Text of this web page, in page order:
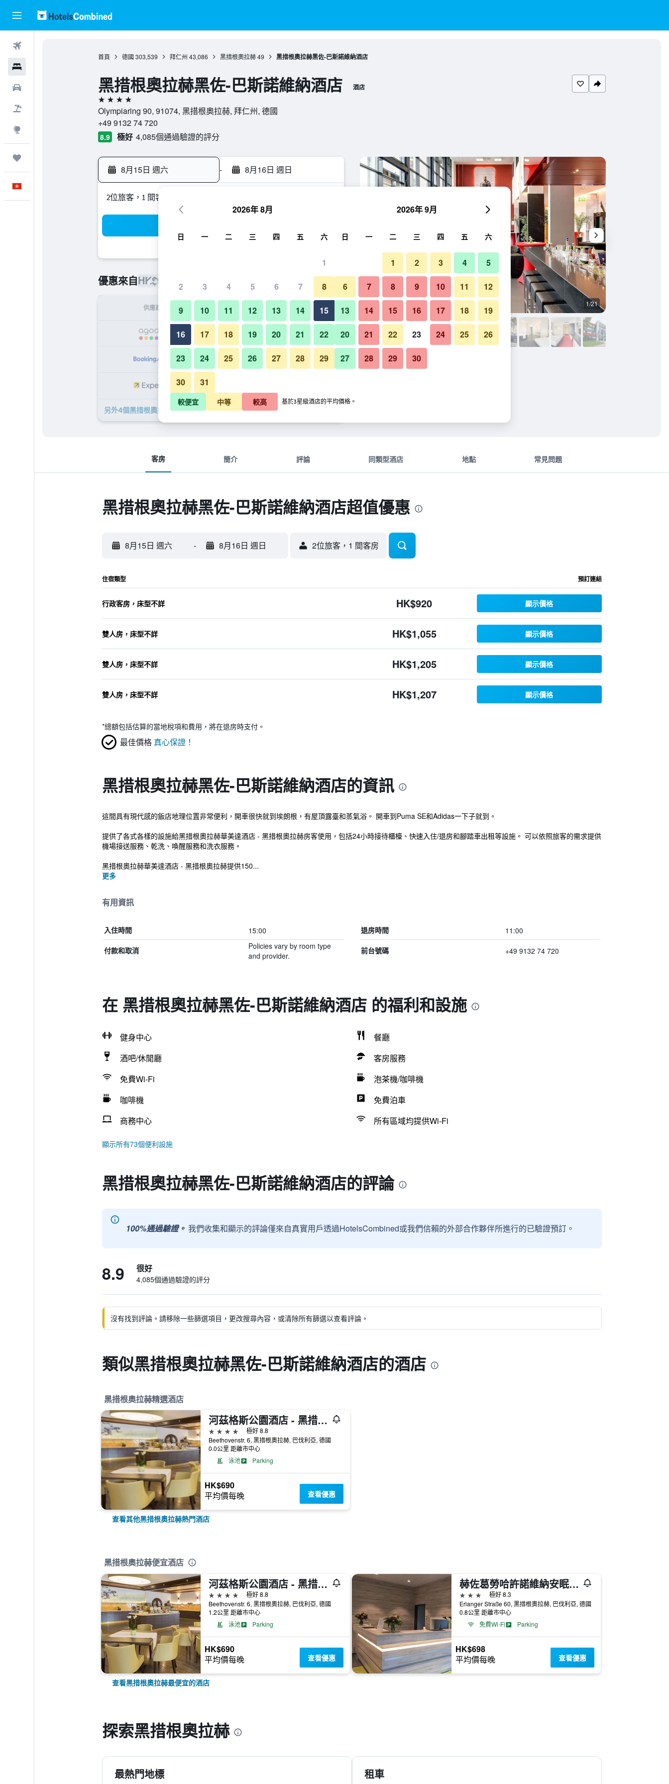
首頁 德國 303,539 拜仁州 43,086 黑措根奧拉赫 49 黑措根奧拉赫黑佐-巴斯諾維納酒店
黑措根奧拉赫黑佐-巴斯諾維納酒店 酒店
4星級
Olympiaring 90, 91074, 黑措根奧拉赫, 拜仁州, 德國
+49 9132 74 720
8.9 極好 4,085個通過驗證的評分
8月15日 週六 - 8月16日 週日
2位旅客，1 間客房
優惠來自HK$920
供應商 每晚總額
HK$920 查看優惠
HK$1,055 查看優惠
另外4個黑措根奧拉赫黑佐-巴斯諾維納酒店​的優惠
酒吧 1/21
黑措根奧拉赫黑佐-巴斯諾維納酒店的照片
客房 簡介 評論 同類型酒店 地點 常見問題
黑措根奧拉赫黑佐-巴斯諾維納酒店超值優惠
8月15日 週六 - 8月16日 週日 2位旅客，1 間客房
住宿類型 預訂連結
行政客房，床型不詳 HK$920 顯示價格
雙人房，床型不詳 HK$1,055 顯示價格
雙人房，床型不詳 HK$1,205 顯示價格
雙人房，床型不詳 HK$1,207 顯示價格
*總額包括估算的當地稅項和費用，將在退房時支付。
最佳價格 真心保證！
黑措根奧拉赫黑佐-巴斯諾維納酒店的資訊
這間具有現代感的飯店地理位置非常便利，開車很快就到埃朗根，有屋頂露臺和蒸氣浴。 開車到Puma SE和Adidas一下子就到。
提供了各式各樣的設施給黑措根奧拉赫華美達酒店 - 黑措根奧拉赫房客使用，包括24小時接待櫃檯、快速入住/退房和腳踏車出租等設施。 可以依照旅客的需求提供
機場接送服務、乾洗、喚醒服務和洗衣服務。
黑措根奧拉赫華美達酒店 - 黑措根奧拉赫提供150...
更多
有用資訊
入住時間 15:00 退房時間 11:00
付款和取消
Policies vary by room type
and provider.
前台號碼 +49 9132 74 720
在 黑措根奧拉赫黑佐-巴斯諾維納酒店 的福利和設施
健身中心
餐廳
酒吧/休閒廳
客房服務
免費Wi-Fi
泡茶機/咖啡機
咖啡機
免費泊車
商務中心
所有區域均提供Wi-Fi
顯示所有73個便利設施
黑措根奧拉赫黑佐-巴斯諾維納酒店的評論
100%通過驗證。 我們收集和顯示的評論僅來自真實用戶透過HotelsCombined或我們信賴的外部合作夥伴所進行的已驗證預訂。
8.9 很好
4,085個通過驗證的評分
沒有找到評論。請移除一些篩選項目，更改搜尋內容，或清除所有篩選以查看評論。
類似黑措根奧拉赫黑佐-巴斯諾維納酒店的酒店
黑措根奧拉赫精選酒店
河茲格斯公園酒店 - 黑措根奧拉赫
4星級
極好 8.8
Beethovenstr. 6, 黑措根奧拉赫, 巴伐利亞, 德國
0.0公里 距離市中心
泳池
Parking
HK$690
平均價每晚 查看優惠
查看其他黑措根奧拉赫熱門酒店
黑措根奧拉赫便宜酒店
河茲格斯公園酒店 - 黑措根奧拉赫
4星級
極好 8.8
Beethovenstr. 6, 黑措根奧拉赫, 巴伐利亞, 德國
1.2公里 距離市中心
泳池
Parking
HK$690
平均價每晚 查看優惠
赫佐葛勞哈許諾維納安眠旅社
3星級
極好 8.3
Erlanger Straße 60, 黑措根奧拉赫, 巴伐利亞, 德國
0.8公里 距離市中心
免費Wi-Fi
Parking
HK$698
平均價每晚 查看優惠
查看黑措根奧拉赫最便宜的酒店
探索黑措根奧拉赫
最熱門地標 租車
2026年 8月
日 一 二 三 四 五 六
1
2 3 4 5 6 7 8
9 10 11 12 13 14 15
16 17 18 19 20 21 22
23 24 25 26 27 28 29
30 31
2026年 9月
日 一 二 三 四 五 六
1 2 3 4 5
6 7 8 9 10 11 12
13 14 15 16 17 18 19
20 21 22 23 24 25 26
27 28 29 30
較便宜 中等 較高 基於3星級酒店的平均價格。